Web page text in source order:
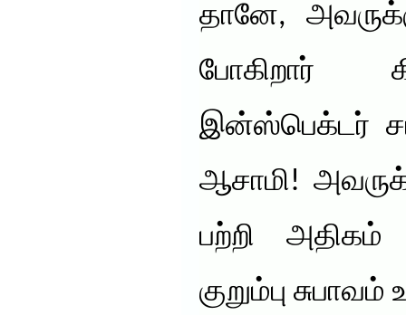
தானே,
போகிறார்
இன்ஸ்பெக்டர்
ஆசாமி!
பற்றி
குறும்பு